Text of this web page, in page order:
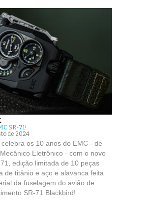
SR-71!
de 2024
celebra os 10 anos do EMC - de
Eletrônico - com o novo
edição limitada de 10 peças
de titânio e aço e alavanca feita
da fuselagem do avião de
SR-71 Blackbird!